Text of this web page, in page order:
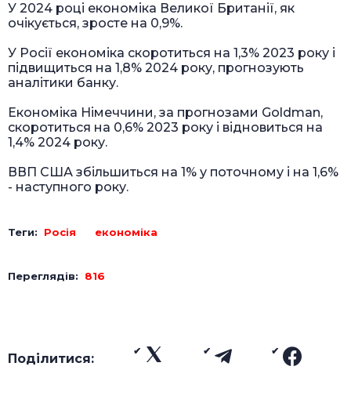
У 2024 році економіка Великої Британії, як
очікується, зросте на 0,9%.
У Росії економіка скоротиться на 1,3% 2023 року і
підвищиться на 1,8% 2024 року, прогнозують
аналітики банку.
Економіка Німеччини, за прогнозами Goldman,
скоротиться на 0,6% 2023 року і відновиться на
1,4% 2024 року.
ВВП США збільшиться на 1% у поточному і на 1,6%
- наступного року.
Теги: Росія економіка
Переглядів: 816
Поділитися: